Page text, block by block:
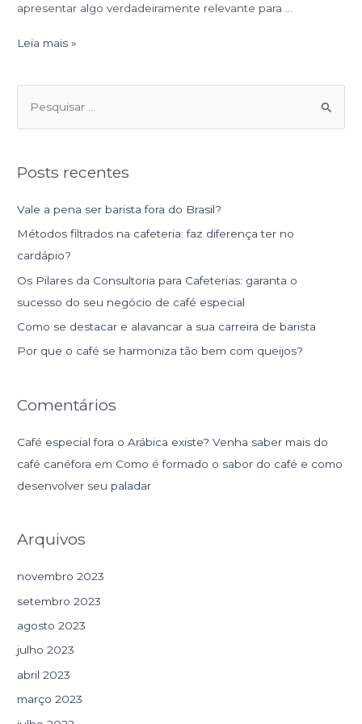
apresentar algo verdadeiramente relevante para …
Leia mais »
e
q
s
a
r
p
o
r
Posts recentes
Vale a pena ser barista fora do Brasil?
Métodos filtrados na cafeteria: faz diferença ter no
cardápio?
Os Pilares da Consultoria para Cafeterias: garanta o
sucesso do seu negócio de café especial
Como se destacar e alavancar a sua carreira de barista
Por que o café se harmoniza tão bem com queijos?
Comentários
Café especial fora o Arábica existe? Venha saber mais do
café canéfora em Como é formado o sabor do café e como
desenvolver seu paladar
Arquivos
novembro 2023
setembro 2023
agosto 2023
julho 2023
abril 2023
março 2023